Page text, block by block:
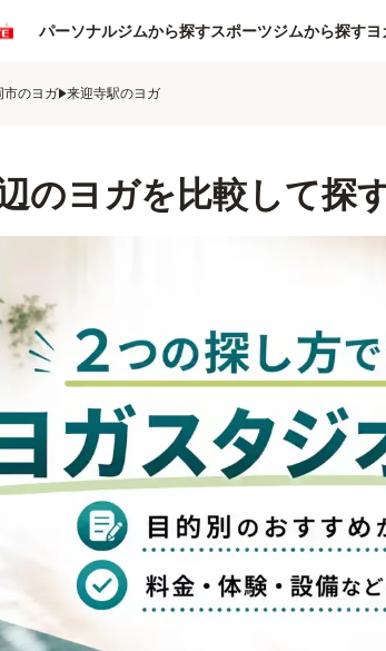
パーソナルジムから探すスポーツジムから探す
市のヨガ 来迎寺駅のヨガ
のヨガを比較して探